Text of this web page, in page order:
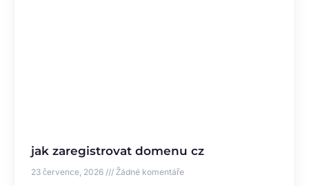
jak zaregistrovat domenu cz
23 července, 2026 Žádné komentáře